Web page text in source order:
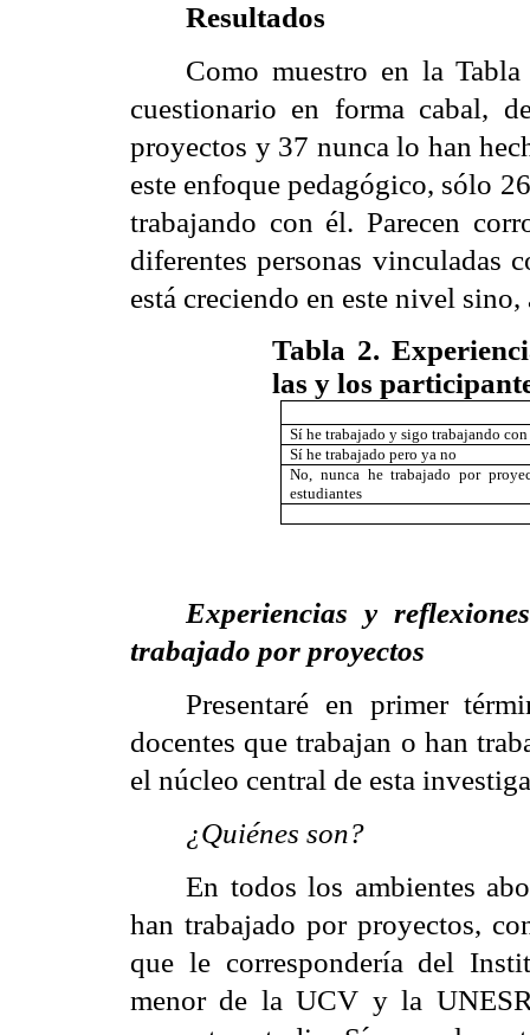
Resultados
Como muestro en la
cuestionario en forma cabal,
proyectos y 37 nunca lo han
este enfoque pedagógico, sólo
trabajando con él. Parecen
diferentes personas vinculadas
está creciendo en este nivel
Tabla 2.
las y los
Sí he trabajado y sigo trabajando
Sí he trabajado pero ya no
No, nunca he trabajado por
estudiantes
Experiencias y
trabajado por proyectos
Presentaré en primer
docentes que trabajan o han
el núcleo central de esta
¿Quiénes son?
En todos los ambientes
han trabajado por proyectos,
que le correspondería del
menor de la UCV y la